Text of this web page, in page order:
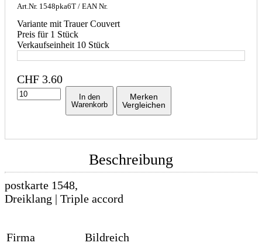
Art.Nr. 1548pka6T / EAN Nr.
Variante mit Trauer Couvert
Preis für 1 Stück
Verkaufseinheit 10 Stück
CHF 3.60
In den
Warenkorb
Merken
Vergleichen
Beschreibung
postkarte 1548,
Dreiklang | Triple accord
Firma Bildreich